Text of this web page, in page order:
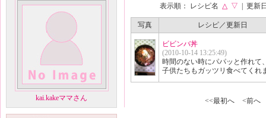
kai.kakeママさん
表示順： レシピ名 △ ▽ | 更新
写真 レシピ／更新日
ビビンバ丼
(2010-10-14 13:25:49)
時間のない時にパパッと作れて
子供たちもガッツリ食べてくれ
<<最初へ <前へ